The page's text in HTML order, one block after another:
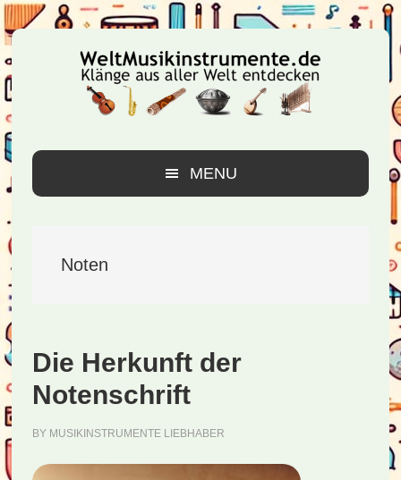
Zur
Hauptnavigation
springen
Zum
Inhalt
springen
Zur
Seitenspalte
springen
MENU
Noten
Die Herkunft der
Notenschrift
BY MUSIKINSTRUMENTE LIEBHABER